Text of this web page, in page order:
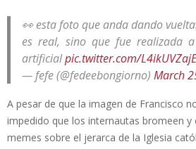
👀 esta foto que anda dando
es real, sino que fue realizada
artificialpic.twitter.com/L4ikUVZajE
— fefe (@fedeebongiorno) March
A pesar de que la imagen de Francisco
impedido que los internautas bromeen y
memes sobre el jerarca de la Iglesia